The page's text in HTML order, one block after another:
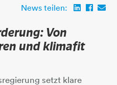
News teilen:
Von
und klimafit
setzt klare